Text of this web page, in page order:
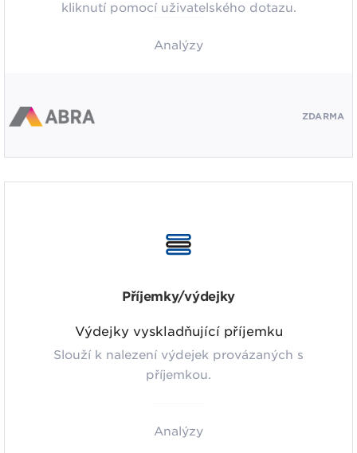
kliknutí pomocí uživatelského dotazu.
Analýzy
ZDARMA
Příjemky/výdejky
Výdejky vyskladňující příjemku
Slouží k nalezení výdejek provázaných s
příjemkou.
Analýzy